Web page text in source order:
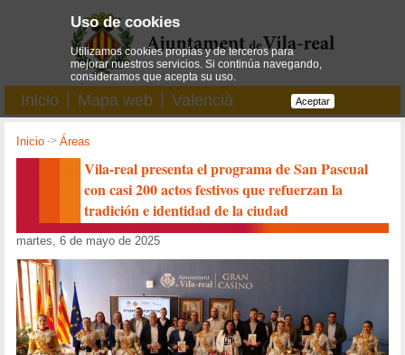
Inicio Mapa web Valencià
Inicio ->Áreas
Vila-real presenta el programa de San Pascual
con casi 200 actos festivos que refuerzan la
tradición e identidad de la ciudad
martes, 6 de mayo de 2025
Uso de cookies
Utilizamos cookies propias y de terceros para
mejorar nuestros servicios. Si continúa navegando,
consideramos que acepta su uso.
Aceptar